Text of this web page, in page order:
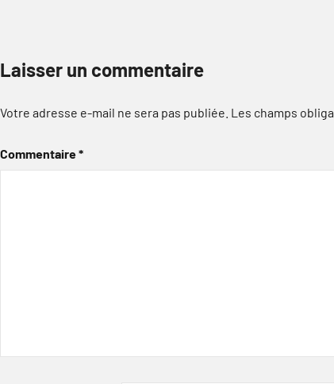
Laisser un commentaire
Votre adresse e-mail ne sera pas publiée. Les champs
Commentaire*